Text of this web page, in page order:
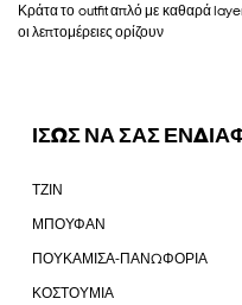
Κράτα το outfit απλό με καθαρά
οι λεπτομέρειες ορίζουν
ΙΣΩΣ ΝΑ ΣΑΣ
ΤΖΙΝ
ΜΠΟΥΦΑΝ
ΠΟΥΚΑΜΙΣΑ-ΠΑΝΩΦΟΡΙΑ
ΚΟΣΤΟΥΜΙΑ